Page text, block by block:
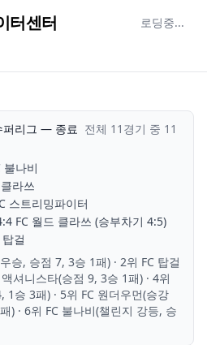
터센터 로딩중...
리그 — 종료 전체 11 경기 중 11
불나비
라쓰
스트리밍파이터
:4 FC 월드 클라쓰 (승부차기 4:5)
탑걸
승, 승점 7, 3승 1패) · 2위 FC 탑걸
셔니스타(승점 9, 3승 1패) · 4위
1승 3패) · 5위 FC 원더우먼(승강
) · 6위 FC 불나비(챌린지 강등, 승